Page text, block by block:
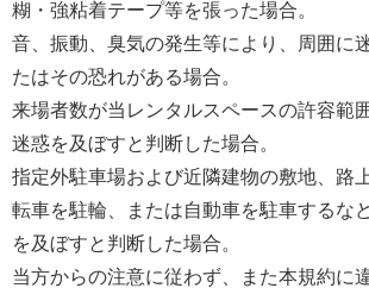
糊・強粘着テープ等を張った場合。
音、振動、臭気の発生等により、周囲に
たはその恐れがある場合。
来場者数が当レンタルスペースの許容範
迷惑を及ぼすと判断した場合。
指定外駐車場および近隣建物の敷地、路
転車を駐輪、または自動車を駐車するな
を及ぼすと判断した場合。
当方からの注意に従わず、また本規約に